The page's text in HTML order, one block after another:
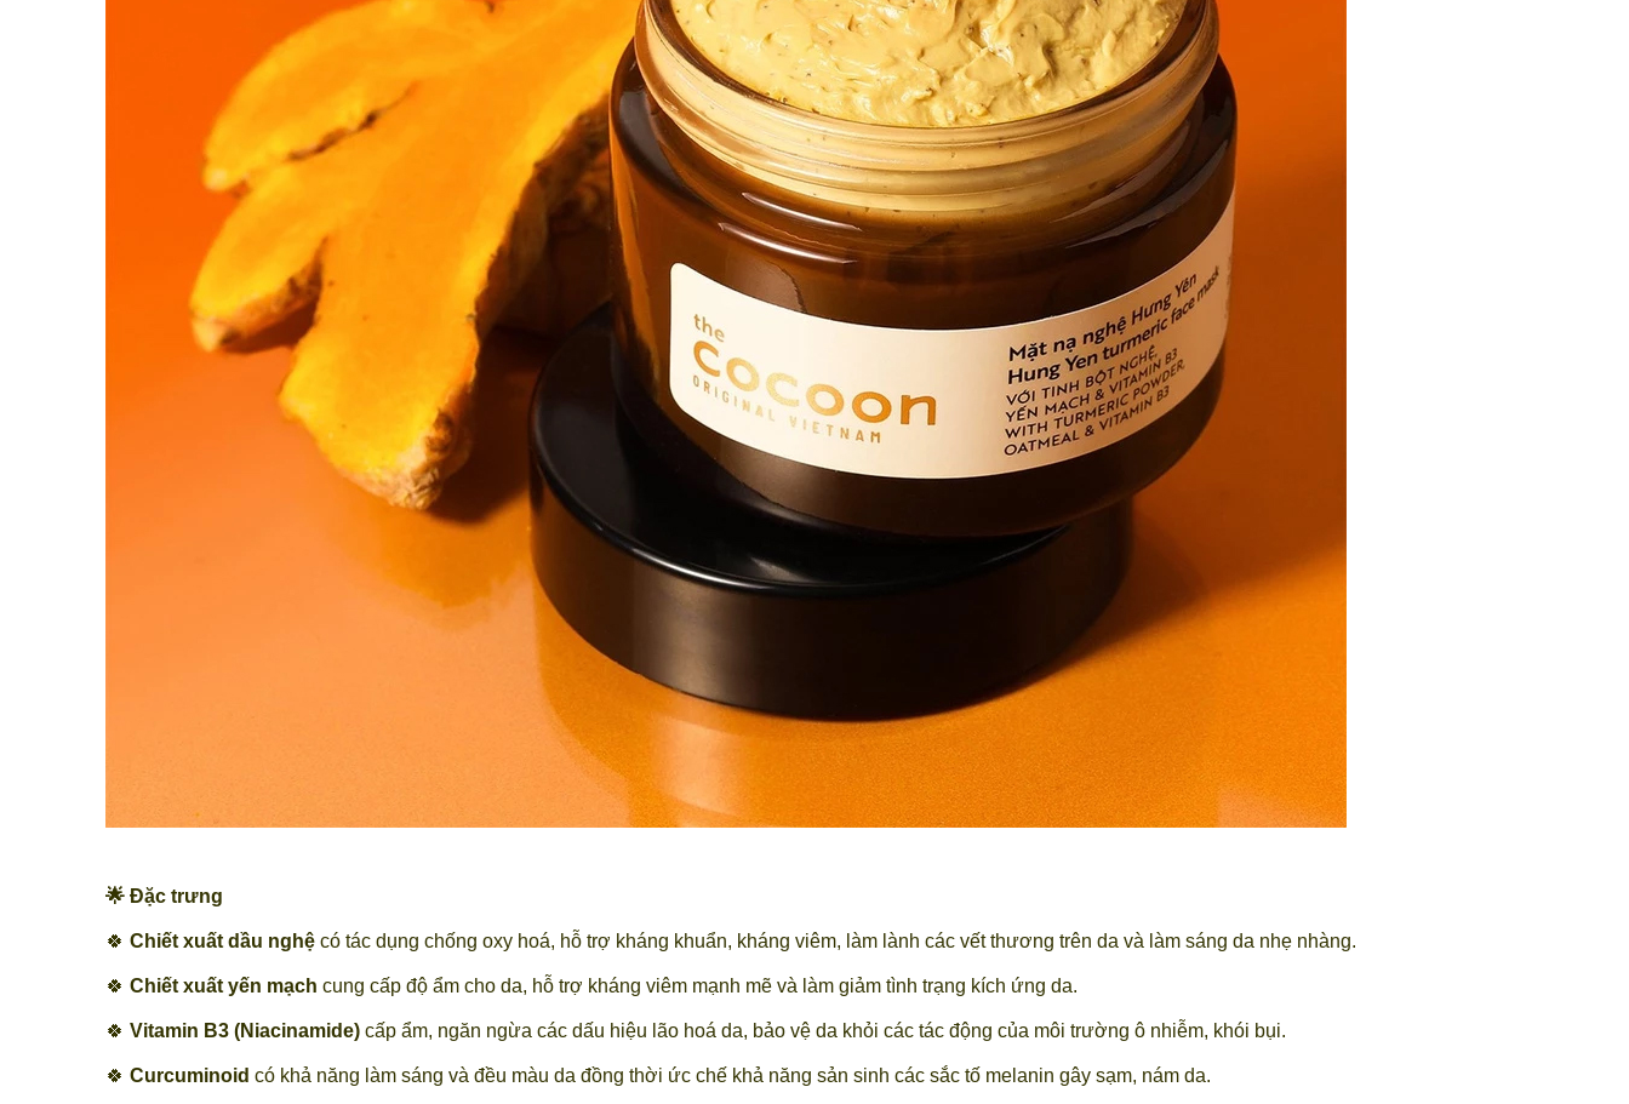
🌟 Đặc trưng
🍀 Chiết xuất dầu nghệ có tác dụng chống oxy hoá, hỗ trợ kháng khuẩn, kháng viêm, làm lành các vết thương trên da và làm sáng da nhẹ nhàng.
🍀 Chiết xuất yến mạch cung cấp độ ẩm cho da, hỗ trợ kháng viêm mạnh mẽ và làm giảm tình trạng kích ứng da.
🍀 Vitamin B3 (Niacinamide) cấp ẩm, ngăn ngừa các dấu hiệu lão hoá da, bảo vệ da khỏi các tác động của môi trường ô nhiễm, khói bụi.
🍀 Curcuminoid có khả năng làm sáng và đều màu da đồng thời ức chế khả năng sản sinh các sắc tố melanin gây sạm, nám da.